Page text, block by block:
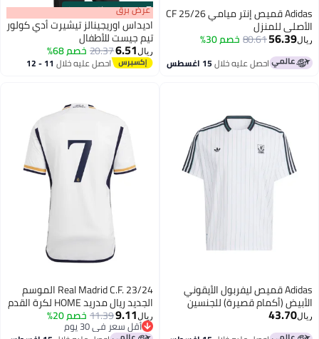
Adidas قميص إنتر ميامي CF 25/26
الأصلي للمنزل
ريال56.39
80.61خصم 30%
احصل عليه خلال15 اغسطس
00m:00s
·باقي 100% عرض برق
اديداس اوريجينالز تيشيرت أدي كولور
تيم جيست للأطفال
ريال6.51
20.37خصم 68%
احصل عليه خلال 11 - 12
Adidas قميص ليفربول الأيقوني
الأبيض (أكمام قصيرة) للجنسين
ريال43.70
Real Madrid C.F. 23/24 الموسم
الجديد ريال مدريد HOME لكرة القدم
أطقم مشجعي كرة القدم جيرسي /
السراويل هدية مجموعة أحجام
ريال 9.11
11.39خصم 20%
أقل سعر في 30 يوم